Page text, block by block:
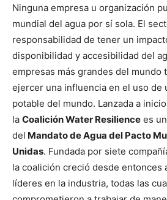
Ninguna empresa u organización
mundial del agua por sí sola. El
responsabilidad de tener un
disponibilidad y accesibilidad del
empresas más grandes del mundo
ejercer una influencia en el uso de
potable del mundo. Lanzada a
la Coalición Water Resilience es
del Mandato de Agua del Pacto
Unidas. Fundada por siete
la coalición creció desde entonces
líderes en la industria, todas las